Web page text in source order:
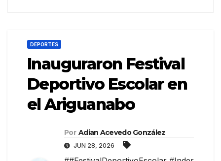
DEPORTES
Inauguraron Festival
Deportivo Escolar en
el Ariguanabo
Por Adian Acevedo González
JUN 28, 2026